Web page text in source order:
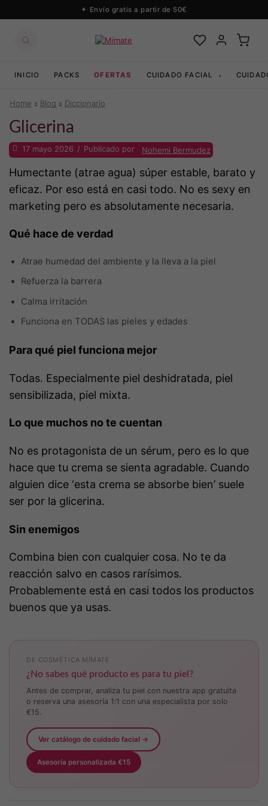
Envío gratis a partir de 50€
INICIO PACKS OFERTAS CUIDADO FACIAL ▾
Home Blog Diccionario
Glicerina
17 mayo 2026 / Publicado por Nohemi Bermudez
Humectante (atrae agua) súper estable, barato y
eficaz. Por eso está en casi todo. No es sexy en
marketing pero es absolutamente necesaria.
Qué hace de verdad
Atrae humedad del ambiente y la lleva a la piel
Refuerza la barrera
Calma irritación
Funciona en TODAS las pieles y edades
Para qué piel funciona mejor
Todas. Especialmente piel deshidratada, piel
sensibilizada, piel mixta.
Lo que muchos no te cuentan
No es protagonista de un sérum, pero es lo que
hace que tu crema se sienta agradable. Cuando
alguien dice ‘esta crema se absorbe bien’ suele
ser por la glicerina.
Sin enemigos
Combina bien con cualquier cosa. No te da
reacción salvo en casos rarísimos.
Probablemente está en casi todos los productos
buenos que ya usas.
DE COSMÉTICA MÍMATE
¿No sabes qué producto es para tu piel?
Antes de comprar, analiza tu piel con nuestra app gratuita
o reserva una asesoría 1:1 con una especialista por solo
€15.
Ver catálogo de cuidado facial →
Asesoría personalizada €15